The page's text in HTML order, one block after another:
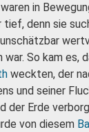
in
tief, denn sie
So kam es,
weckten, der
und seiner
der Erde
von diesem